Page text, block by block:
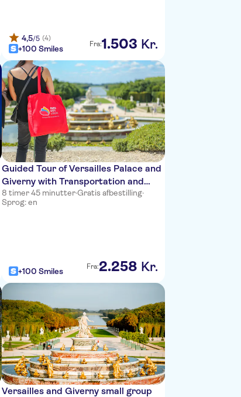
4,5/5 (4)
+100 Smiles Fra:1.503 Kr.
Guided Tour of Versailles Palace and
Giverny with Transportation and
Lunch
8 timer 45 minutter·Gratis afbestilling·
Sprog: en
+100 Smiles Fra:2.258 Kr.
Versailles and Giverny small group